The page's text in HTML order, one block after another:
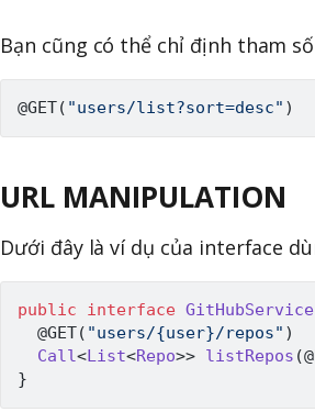
Bạn cũng có thể chỉ định tham
@GET( "users/list?sort=desc" )
URL MANIPULATION
Dưới đây là ví dụ của interface
public interface GitHubService
@GET( "users/{user}/repos" )
Call<List<Repo>> listRepos (
}